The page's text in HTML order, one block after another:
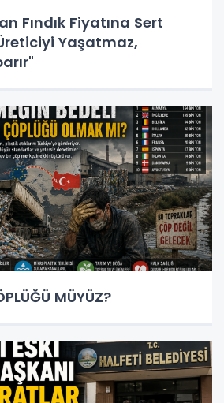
Fındık Fiyatına Sert
Yaşatmaz,
MÜYÜZ?